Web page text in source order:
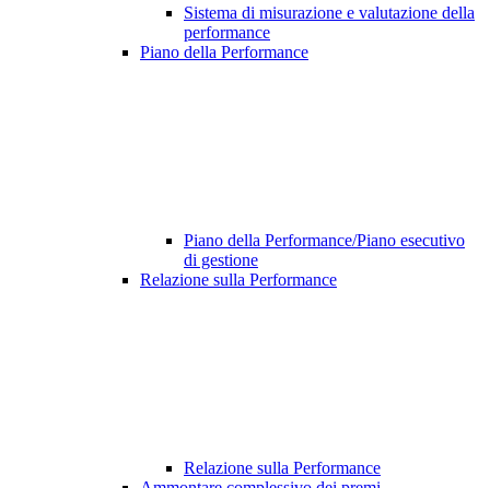
Sistema di misurazione e valutazione della
performance
Piano della Performance
Piano della Performance/Piano esecutivo
di gestione
Relazione sulla Performance
Relazione sulla Performance